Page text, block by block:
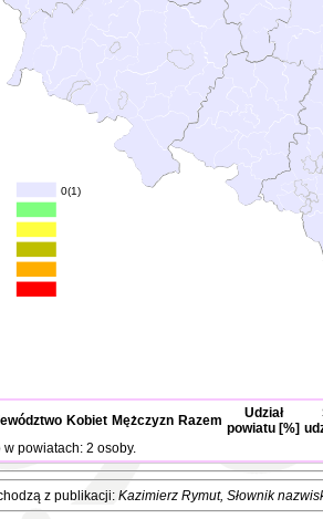
0(1)
Kobiet Mężczyzn Razem
Udział
powiatu [%]
w powiatach: 2 osoby.
z publikacji: Kazimierz Rymut, Słownik